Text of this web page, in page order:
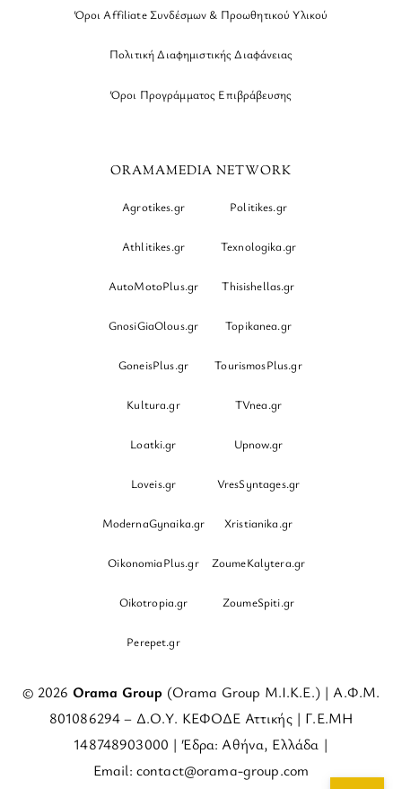
Όροι Affiliate Συνδέσμων & Προωθητικού Υλικού
Πολιτική Διαφημιστικής Διαφάνειας
Όροι Προγράμματος Επιβράβευσης
ORAMAMEDIA NETWORK
Agrotikes.gr Politikes.gr
Athlitikes.gr Texnologika.gr
AutoMotoPlus.gr Thisishellas.gr
GnosiGiaOlous.gr Topikanea.gr
GoneisPlus.gr TourismosPlus.gr
Kultura.gr TVnea.gr
Loatki.gr Upnow.gr
Loveis.gr VresSyntages.gr
ModernaGynaika.gr Xristianika.gr
OikonomiaPlus.gr ZoumeKalytera.gr
Oikotropia.gr ZoumeSpiti.gr
Perepet.gr
© 2026 Orama Group (Orama Group Μ.Ι.Κ.Ε.) | Α.Φ.Μ.
801086294 – Δ.Ο.Υ. ΚΕΦΟΔΕ Αττικής | Γ.Ε.ΜΗ
148748903000 | Έδρα: Αθήνα, Ελλάδα |
Email: contact@orama-group.com